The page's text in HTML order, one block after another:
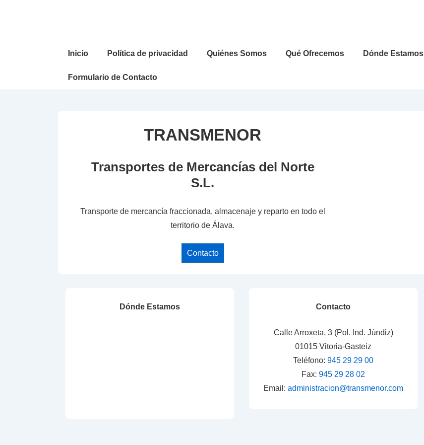
Navegación
Inicio Política de privacidad Quiénes Somos Qué Ofrecemos Dónde Estamos
Formulario de Contacto
TRANSMENOR
Transportes de Mercancías del Norte
S.L.
Transporte de mercancía fraccionada, almacenaje y reparto en todo el
territorio de Álava.
Contacto
Dónde Estamos Contacto
Calle Arroxeta, 3 (Pol. Ind. Júndiz)
01015 Vitoria-Gasteiz
Teléfono: 945 29 29 00
Fax: 945 29 28 02
Email: administracion@transmenor.com